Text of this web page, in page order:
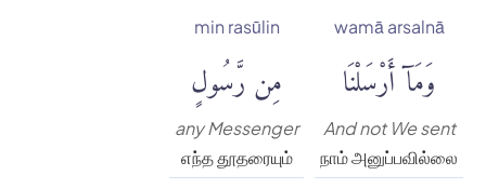
wamā arsalnā
وَمَآ أَرْسَلْنَا
And not We sent
நாம் அனுப்பவில்லை
min rasūlin
مِن رَّسُولٍ
any Messenger
எந்த தூதரையும்